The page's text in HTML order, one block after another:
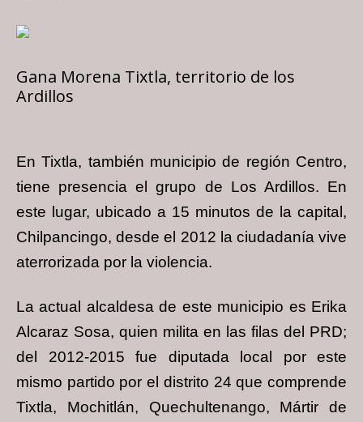
Gana Morena Tixtla, territorio de los
Ardillos
En Tixtla, también municipio de región Centro,
tiene presencia el grupo de Los Ardillos. En
este lugar, ubicado a 15 minutos de la capital,
Chilpancingo, desde el 2012 la ciudadanía vive
aterrorizada por la violencia.
La actual alcaldesa de este municipio es Erika
Alcaraz Sosa, quien milita en las filas del PRD;
del 2012-2015 fue diputada local por este
mismo partido por el distrito 24 que comprende
Tixtla, Mochitlán, Quechultenango, Mártir de